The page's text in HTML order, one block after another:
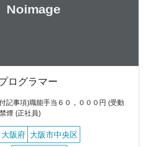
ログラマー
記事項)職能手当６０，０００円 (受動
煙 (正社員)
大阪府 大阪市中央区